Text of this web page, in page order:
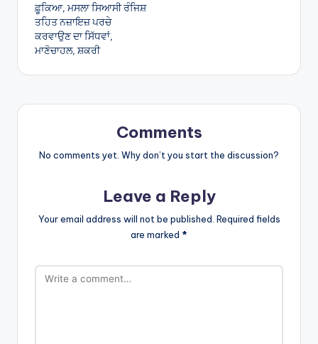
ਫ਼ੂਕਿਆ, ਮਸਲਾ ਸਿਆਸੀ ਰੰਜਿਸ਼
ਤਹਿਤ ਨਜ਼ਾਇਜ਼ ਪਰਚੇ
ਕਰਵਾਉਣ ਦਾ ਸਿੱਧਵਾਂ,
ਮਾਣੋਚਾਹਲ, ਸ਼ਕਰੀ
Comments
No comments yet. Why don’t you start the discussion?
Leave a Reply
Your email address will not be published. Required fields
are marked *